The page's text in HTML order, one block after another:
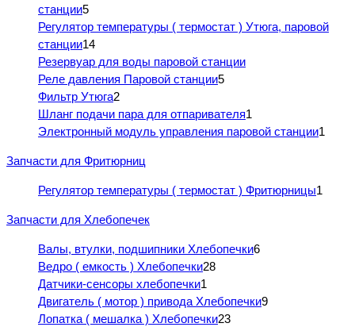
станции5
Регулятор температуры ( термостат ) Утюга, паровой
станции14
Резервуар для воды паровой станции
Реле давления Паровой станции5
Фильтр Утюга2
Шланг подачи пара для отпаривателя1
Электронный модуль управления паровой станции1
Запчасти для Фритюрниц
Регулятор температуры ( термостат ) Фритюрницы1
Запчасти для Хлебопечек
Валы, втулки, подшипники Хлебопечки6
Ведро ( емкость ) Хлебопечки28
Датчики-сенсоры хлебопечки1
Двигатель ( мотор ) привода Хлебопечки9
Лопатка ( мешалка ) Хлебопечки23